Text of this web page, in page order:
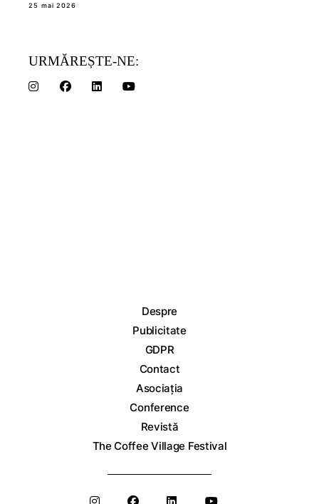
25 mai 2026
URMĂREȘTE-NE:
Despre
Publicitate
GDPR
Contact
Asociația
Conference
Revistă
The Coffee Village Festival